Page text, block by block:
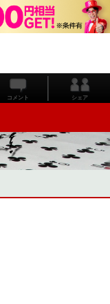
コメント シェア